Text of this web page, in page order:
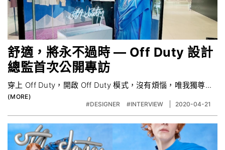
舒適，將永不過時 — Off Duty 設計
總監首次公開專訪
穿上 Off Duty，開啟 Off Duty 模式，沒有煩惱，唯我獨尊...
#DESIGNER #INTERVIEW 2020-04-21